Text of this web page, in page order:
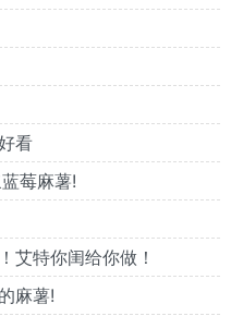
看
莓麻薯!
艾特你闺给你做！
麻薯!